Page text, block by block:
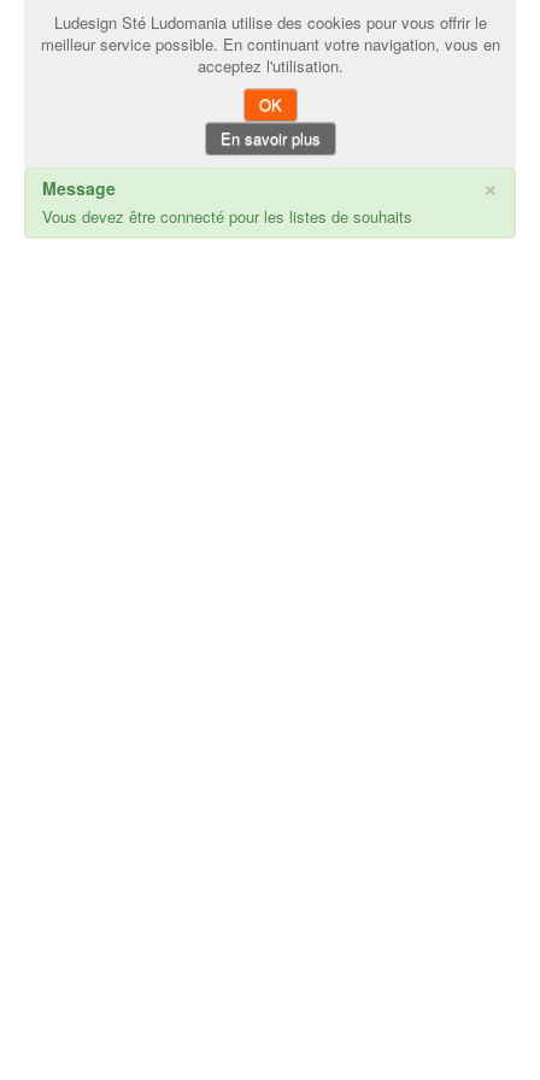
Ludesign Sté Ludomania utilise des cookies pour vous offrir le
meilleur service possible. En continuant votre navigation, vous en
acceptez l'utilisation.
OK
En savoir plus
×
Message
Vous devez être connecté pour les listes de souhaits